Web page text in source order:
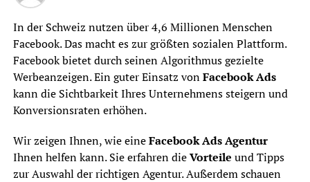
In der Schweiz nutzen über 4,6 Millionen Menschen
Facebook. Das macht es zur größten sozialen Plattform.
Facebook bietet durch seinen Algorithmus gezielte
Werbeanzeigen. Ein guter Einsatz vonFacebook Ads
kann die Sichtbarkeit Ihres Unternehmens steigern und
Konversionsraten erhöhen.
Wir zeigen Ihnen, wie eineFacebook Ads Agentur
Ihnen helfen kann. Sie erfahren dieVorteile und Tipps
zur Auswahl der richtigen Agentur. Außerdem schauen